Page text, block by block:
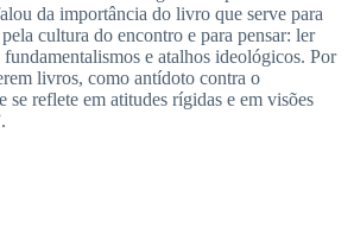
da importância do livro que serve para
cultura do encontro e para pensar: ler
fundamentalismos e atalhos ideológicos. Por
livros, como antídoto contra o
se reflete em atitudes rígidas e em visões